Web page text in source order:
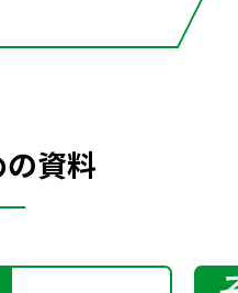
資料